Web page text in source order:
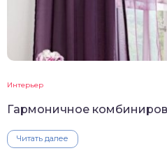
Интерьер
Гармоничное
Читать далее